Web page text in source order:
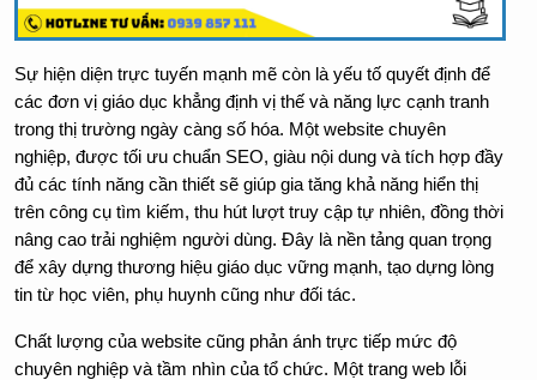
Sự hiện diện trực tuyến mạnh mẽ còn là yếu tố quyết định để
các đơn vị giáo dục khẳng định vị thế và năng lực cạnh tranh
trong thị trường ngày càng số hóa. Một website chuyên
nghiệp, được tối ưu chuẩn SEO, giàu nội dung và tích hợp đầy
đủ các tính năng cần thiết sẽ giúp gia tăng khả năng hiển thị
trên công cụ tìm kiếm, thu hút lượt truy cập tự nhiên, đồng thời
nâng cao trải nghiệm người dùng. Đây là nền tảng quan trọng
để xây dựng thương hiệu giáo dục vững mạnh, tạo dựng lòng
tin từ học viên, phụ huynh cũng như đối tác.
Chất lượng của website cũng phản ánh trực tiếp mức độ
chuyên nghiệp và tầm nhìn của tổ chức. Một trang web lỗi